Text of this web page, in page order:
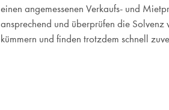
einen angemessenen Verkaufs- und
ansprechend und überprüfen die Solvenz
kümmern und finden trotzdem schnell